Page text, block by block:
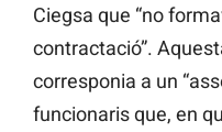
Ciegsa que “no
contractació”.
corresponia a un
funcionaris que, en